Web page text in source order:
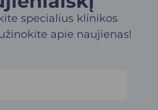
specialius klinikos
apie naujienas!